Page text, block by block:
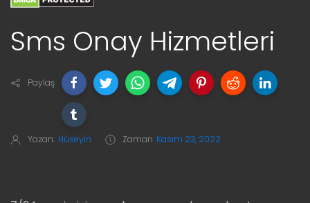
Sms Onay Hizmetleri
Paylaş
Yazan: Hüseyin Zaman Kasım 23, 2022